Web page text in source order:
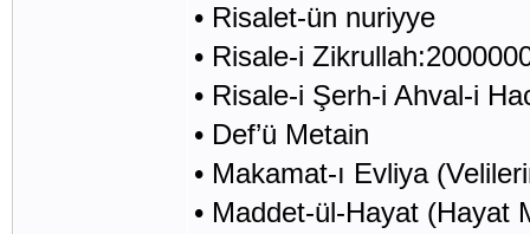
• Risalet-ün nuriyye
• Risale-i
• Risale-i Şerh-i Ahval-i
• Def’ü Metain
• Makamat-ı Evliya
• Maddet-ül-Hayat (Hayat